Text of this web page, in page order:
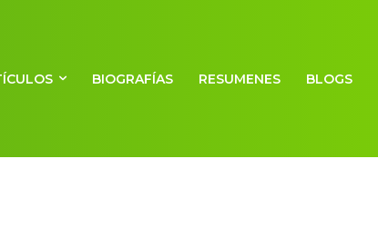
BIOGRAFÍAS RESUMENES BLOGS
Inglaterra